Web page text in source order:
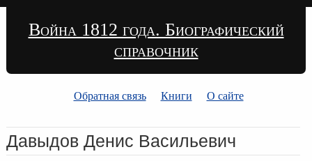
Война 1812 года. Биографический
справочник
Обратная связь Книги О сайте
Давыдов Денис Васильевич